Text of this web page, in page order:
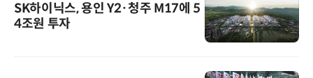
SK하이닉스, 용인 Y2·청주 M17에 5
4조원 투자